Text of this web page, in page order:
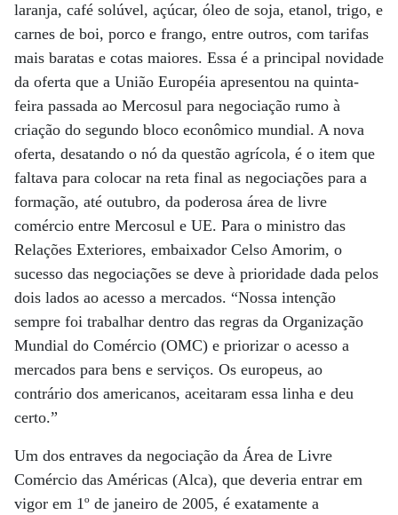
laranja, café solúvel, açúcar, óleo de soja, etanol, trigo, e
carnes de boi, porco e frango, entre outros, com tarifas
mais baratas e cotas maiores. Essa é a principal novidade
da oferta que a União Européia apresentou na quinta-
feira passada ao Mercosul para negociação rumo à
criação do segundo bloco econômico mundial. A nova
oferta, desatando o nó da questão agrícola, é o item que
faltava para colocar na reta final as negociações para a
formação, até outubro, da poderosa área de livre
comércio entre Mercosul e UE. Para o ministro das
Relações Exteriores, embaixador Celso Amorim, o
sucesso das negociações se deve à prioridade dada pelos
dois lados ao acesso a mercados. “Nossa intenção
sempre foi trabalhar dentro das regras da Organização
Mundial do Comércio (OMC) e priorizar o acesso a
mercados para bens e serviços. Os europeus, ao
contrário dos americanos, aceitaram essa linha e deu
certo.”
Um dos entraves da negociação da Área de Livre
Comércio das Américas (Alca), que deveria entrar em
vigor em 1º de janeiro de 2005, é exatamente a